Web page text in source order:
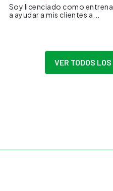
Soy licenciado como
a ayudar a mis clientes a...
VER TODOS